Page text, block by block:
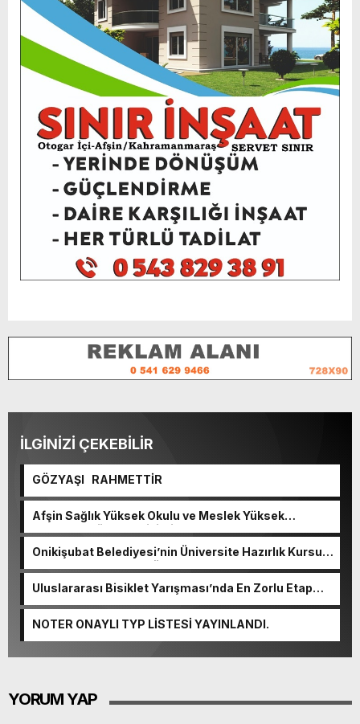
İLGİNİZİ ÇEKEBİLİR
GÖZYAŞI RAHMETTİR
Afşin Sağlık Yüksek Okulu ve Meslek Yüksek
Okulunda görev değişimi!
Onikişubat Belediyesi’nin Üniversite Hazırlık Kursu
başvurularında son gün 7 Ağustos.
Uluslararası Bisiklet Yarışması’nda En Zorlu Etap
NOTER ONAYLI TYP LİSTESİ YAYINLANDI.
YORUM YAP